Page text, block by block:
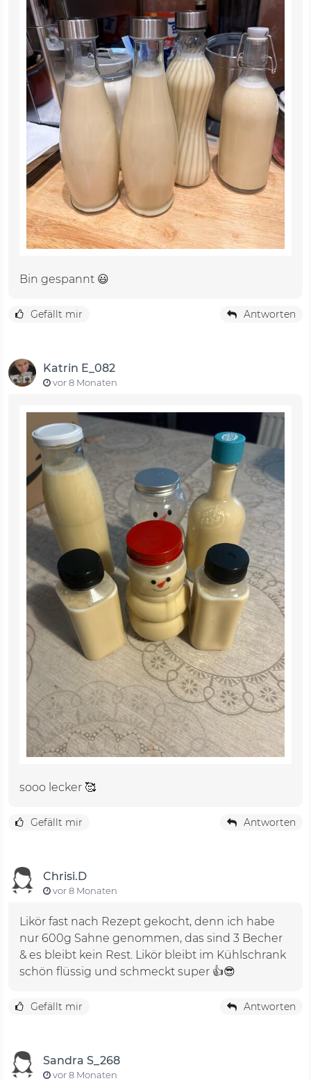
Bin gespannt 😃
Gefällt mir Antworten
Katrin E_082
vor 8 Monaten
sooo lecker 🥰
Gefällt mir Antworten
Chrisi.D
vor 8 Monaten
Likör fast nach Rezept gekocht, denn ich habe
nur 600g Sahne genommen, das sind 3 Becher
& es bleibt kein Rest. Likör bleibt im Kühlschrank
schön flüssig und schmeckt super 👍😎
Gefällt mir Antworten
Sandra S_268
vor 8 Monaten